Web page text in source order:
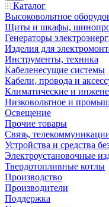
Каталог
Высоковольтное
Щиты и шкафы,
Генераторы
Изделия для
Инструменты, техника
Кабеленесущие системы
Кабели, провода и
Климатические и
Низковольтное и
Освещение
Прочие товары
Связь,
Устройства и средства
Электроустановочные
Твердотопливные котлы
Производство
Производители
Поддержка